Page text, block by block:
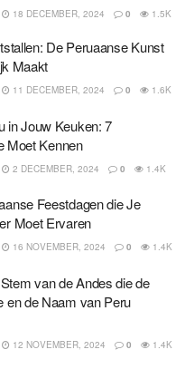
18 DECEMBER, 2024 0 1.5K
De Peruaanse Kunst
Maakt
11 DECEMBER, 2024 0 1.6K
in Jouw Keuken: 7
Moet Kennen
2 DECEMBER, 2024 0 1.4K
Feestdagen die Je
Moet Ervaren
16 NOVEMBER, 2024 0 1.4K
van de Andes die de
en de Naam van Peru
12 NOVEMBER, 2024 0 1.4K